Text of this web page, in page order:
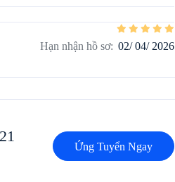
Hạn nhận hồ sơ: 02/ 04/ 2026
Ứng Tuyển Ngay